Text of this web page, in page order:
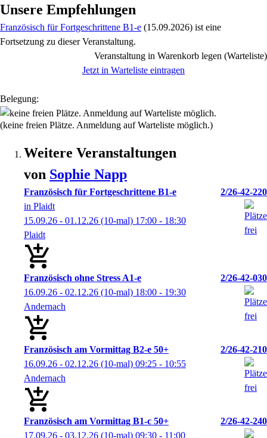
Unsere Empfehlungen
Französisch für Fortgeschrittene B1-e (15.09.2026) ist eine
Fortsetzung zu dieser Veranstaltung.
Veranstaltung in Warenkorb legen (Warteliste)
Jetzt in Warteliste eintragen
Belegung:
(keine freien Plätze. Anmeldung auf Warteliste möglich.)
Weitere Veranstaltungen
von Sophie Napp
Französisch für Fortgeschrittene B1-e
2/26-42-220
in Plaidt
15.09.26 - 01.12.26 (10-mal) 17:00 - 18:30
Plaidt
Französisch ohne Stress A1-e
2/26-42-030
16.09.26 - 02.12.26 (10-mal) 18:00 - 19:30
Andernach
Französisch am Vormittag B2-e 50+
2/26-42-210
16.09.26 - 02.12.26 (10-mal) 09:25 - 10:55
Andernach
Französisch am Vormittag B1-c 50+
2/26-42-240
17.09.26 - 03.12.26 (10-mal) 09:30 - 11:00